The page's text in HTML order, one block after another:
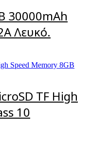
30000mAh
Λευκό.
TF High
10